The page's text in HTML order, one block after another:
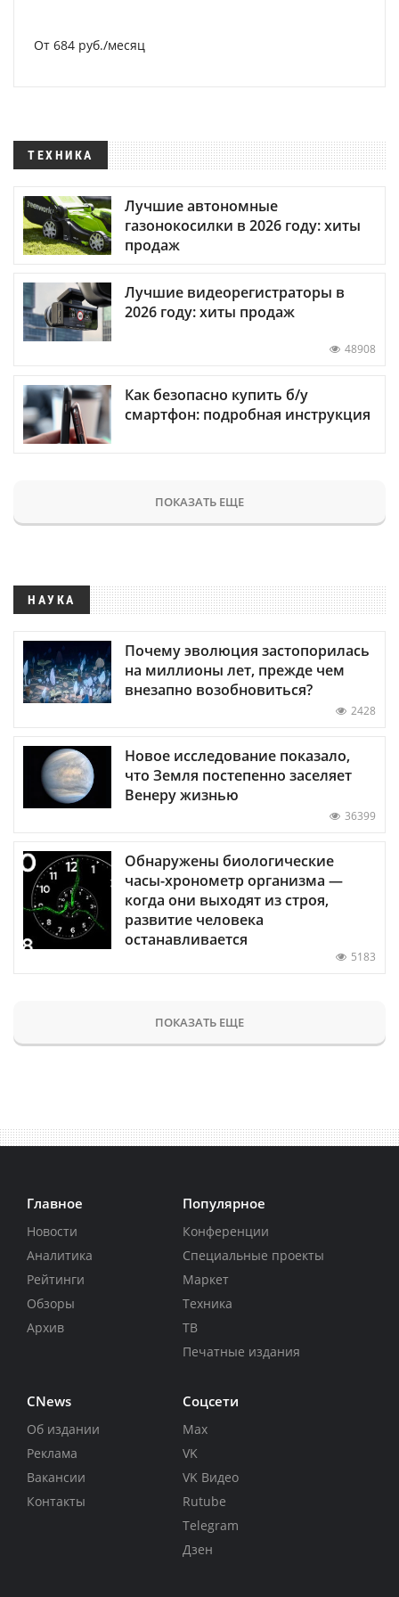
От 684 руб./месяц
ТЕХНИКА
Лучшие автономные
газонокосилки в 2026 году: хиты
продаж
Лучшие видеорегистраторы в
2026 году: хиты продаж
48908
Как безопасно купить б/у
смартфон: подробная инструкция
ПОКАЗАТЬ ЕЩЕ
НАУКА
Почему эволюция застопорилась
на миллионы лет, прежде чем
внезапно возобновиться?
2428
Новое исследование показало,
что Земля постепенно заселяет
Венеру жизнью
36399
Обнаружены биологические
часы-хронометр организма —
когда они выходят из строя,
развитие человека
останавливается
5183
ПОКАЗАТЬ ЕЩЕ
Главное
Новости
Аналитика
Рейтинги
Обзоры
Архив
Популярное
Конференции
Специальные проекты
Маркет
Техника
ТВ
Печатные издания
CNews
Об издании
Реклама
Вакансии
Контакты
Соцсети
Max
VK
VK Видео
Rutube
Telegram
Дзен